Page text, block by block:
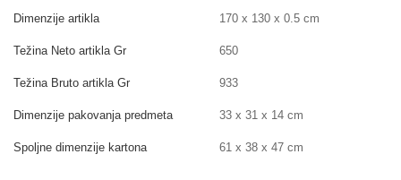
Dimenzije artikla 170 x 130 x 0.5 cm
Težina Neto artikla Gr 650
Težina Bruto artikla Gr 933
Dimenzije pakovanja predmeta 33 x 31 x 14 cm
Spoljne dimenzije kartona 61 x 38 x 47 cm